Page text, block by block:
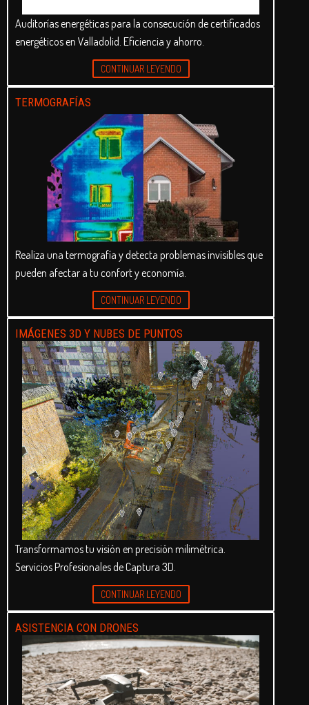
Auditorías energéticas para la consecución de certificados
energéticos en Valladolid. Eficiencia y ahorro.
CONTINUAR LEYENDO
TERMOGRAFÍAS
Realiza una termografía y detecta problemas invisibles que
pueden afectar a tu confort y economía.
CONTINUAR LEYENDO
IMÁGENES 3D Y NUBES DE PUNTOS
Transformamos tu visión en precisión milimétrica.
Servicios Profesionales de Captura 3D.
CONTINUAR LEYENDO
ASISTENCIA CON DRONES